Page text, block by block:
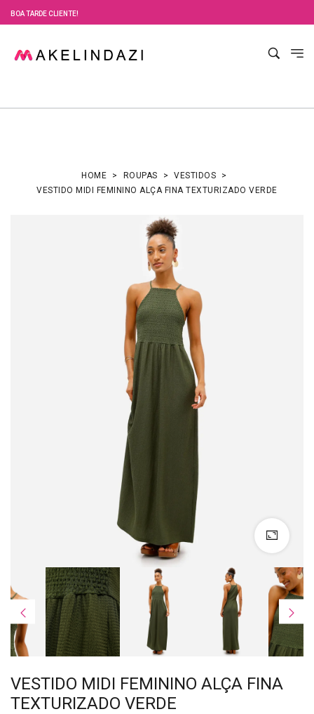
BOA TARDE CLIENTE!
HOME ROUPAS
VESTIDOS
VESTIDO MIDI FEMININO ALÇA FINA TEXTURIZADO VERDE
VESTIDO MIDI FEMININO ALÇA FINA
TEXTURIZADO VERDE